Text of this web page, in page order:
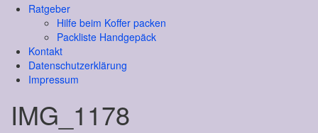
Ratgeber
Hilfe beim Koffer packen
Packliste Handgepäck
Kontakt
Datenschutzerklärung
Impressum
IMG_1178